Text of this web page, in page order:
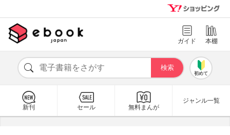
ガイド 本棚
初めて
新刊 セール 無料まんが
ジャンル一覧